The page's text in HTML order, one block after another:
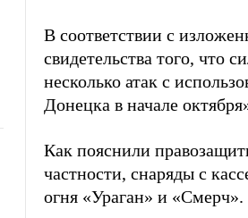
В соответствии с
свидетельства того, что
несколько атак с
Донецка в начале
Как пояснили
частности, снаряды с
огня «Ураган» и «Смерч».